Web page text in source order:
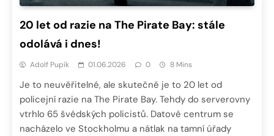
20 let od razie na The Pirate Bay: stále
odolává i dnes!
Adolf Pupík 01.06.2026 0 8 Mins
Je to neuvěřitelné, ale skutečně je to 20 let od
policejní razie na The Pirate Bay. Tehdy do serverovny
vtrhlo 65 švédských policistů. Datové centrum se
nacházelo ve Stockholmu a nátlak na tamní úřady